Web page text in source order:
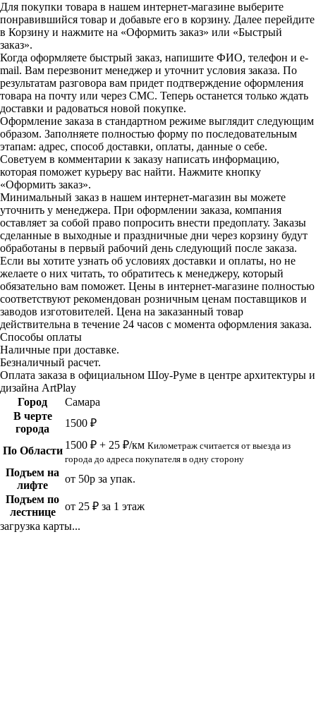
Для покупки товара в нашем интернет-магазине выберите
понравившийся товар и добавьте его в корзину. Далее перейдите
в Корзину и нажмите на «Оформить заказ» или «Быстрый
заказ».
Когда оформляете быстрый заказ, напишите ФИО, телефон и e-
mail. Вам перезвонит менеджер и уточнит условия заказа. По
результатам разговора вам придет подтверждение оформления
товара на почту или через СМС. Теперь останется только ждать
доставки и радоваться новой покупке.
Оформление заказа в стандартном режиме выглядит следующим
образом. Заполняете полностью форму по последовательным
этапам: адрес, способ доставки, оплаты, данные о себе.
Советуем в комментарии к заказу написать информацию,
которая поможет курьеру вас найти. Нажмите кнопку
«Оформить заказ».
Минимальный заказ в нашем интернет-магазин вы можете
уточнить у менеджера. При оформлении заказа, компания
оставляет за собой право попросить внести предоплату. Заказы
сделанные в выходные и праздничные дни через корзину будут
обработаны в первый рабочий день следующий после заказа.
Если вы хотите узнать об условиях доставки и оплаты, но не
желаете о них читать, то обратитесь к менеджеру, который
обязательно вам поможет. Цены в интернет-магазине полностью
соответствуют рекомендован розничным ценам поставщиков и
заводов изготовителей. Цена на заказанный товар
действительна в течение 24 часов с момента оформления заказа.
Способы оплаты
Наличные при доставке.
Безналичный расчет.
Оплата заказа в официальном Шоу-Руме в центре архитектуры и
дизайна ArtPlay
Город
Самара
В черте
города
1500 ₽
По Области 1500 ₽ + 25 ₽/км Километраж считается от выезда из
города до адреса покупателя в одну сторону
Подъем на
лифте
от 50р за упак.
Подъем по
лестнице
от 25 ₽ за 1 этаж
загрузка карты...